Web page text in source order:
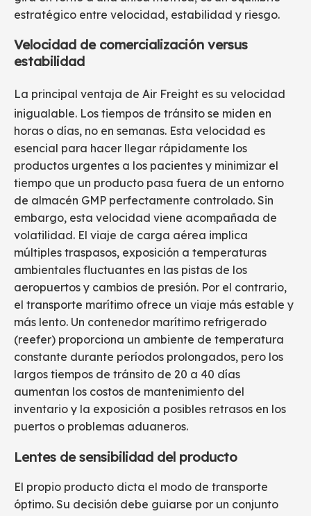
estratégico entre velocidad, estabilidad y riesgo.
Velocidad de comercialización versus
estabilidad
La principal ventaja de Air Freight es su velocidad
inigualable. Los tiempos de tránsito se miden en
horas o días, no en semanas. Esta velocidad es
esencial para hacer llegar rápidamente los
productos urgentes a los pacientes y minimizar el
tiempo que un producto pasa fuera de un entorno
de almacén GMP perfectamente controlado. Sin
embargo, esta velocidad viene acompañada de
volatilidad. El viaje de carga aérea implica
múltiples traspasos, exposición a temperaturas
ambientales fluctuantes en las pistas de los
aeropuertos y cambios de presión. Por el contrario,
el transporte marítimo ofrece un viaje más estable y
más lento. Un contenedor marítimo refrigerado
(reefer) proporciona un ambiente de temperatura
constante durante períodos prolongados, pero los
largos tiempos de tránsito de 20 a 40 días
aumentan los costos de mantenimiento del
inventario y la exposición a posibles retrasos en los
puertos o problemas aduaneros.
Lentes de sensibilidad del producto
El propio producto dicta el modo de transporte
óptimo. Su decisión debe guiarse por un conjunto